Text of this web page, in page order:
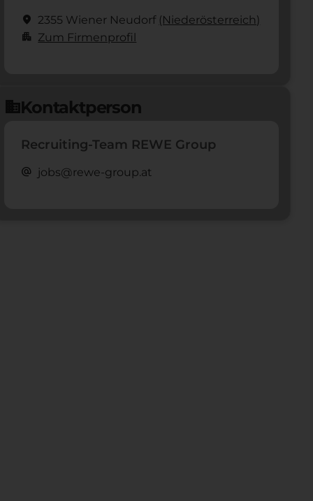
location_on 2355 Wiener Neudorf (Nieder­österreich)
apartment Zum Firmenprofil
domainKontaktperson
Recruiting-Team REWE Group
alternate_email jobs@rewe-group.at